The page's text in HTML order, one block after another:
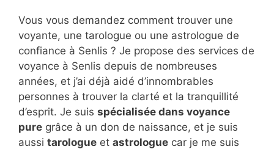
Vous vous demandez comment trouver une
voyante, une tarologue ou une astrologue de
confiance à Senlis ? Je propose des services de
voyance à Senlis depuis de nombreuses
années, et j’ai déjà aidé d’innombrables
personnes à trouver la clarté et la tranquillité
d’esprit. Je suis spécialisée dans voyance
pure grâce à un don de naissance, et je suis
aussi tarologue et astrologue car je me suis